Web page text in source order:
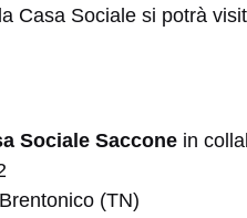
Casa Sociale si potrà
Sociale Saccone in
(TN)